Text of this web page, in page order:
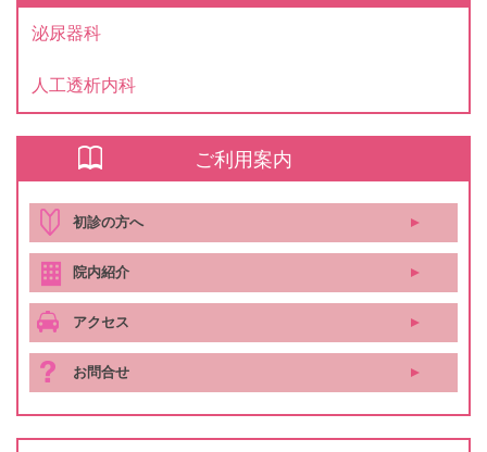
泌尿器科
人工透析内科
ご利用案内
初診の方へ
院内紹介
アクセス
お問合せ